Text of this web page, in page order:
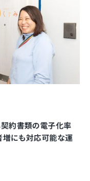
約書類の電子化率
にも対応可能な運